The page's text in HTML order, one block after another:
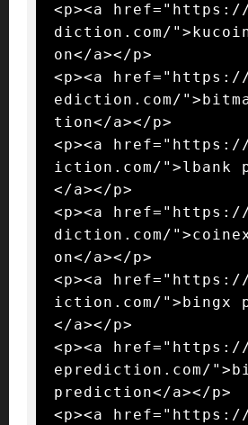
<p><a
diction.com/
on</a></p>
<p><a
ediction.com/
tion</a></p>
<p><a href="https://
iction.com/">lbank
</a></p>
<p><a
diction.com/
on</a></p>
<p><a href="https://
iction.com/">bingx
</a></p>
<p><a
eprediction.com/
prediction</a></p>
<p><a href="https://